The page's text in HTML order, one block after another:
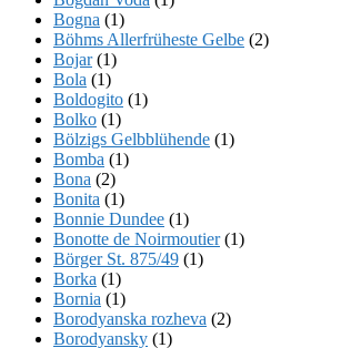
Bogna (1)
Böhms Allerfrüheste Gelbe (2)
Bojar(1)
Bola (1)
Boldogito (1)
Bolko (1)
Bölzigs Gelbblühende (1)
Bomba (1)
Bona (2)
Bonita (1)
Bonnie Dundee (1)
Bonotte de Noirmoutier(1)
Börger St. 875/49 (1)
Borka (1)
Bornia (1)
Borodyanska rozheva (2)
Borodyansky (1)